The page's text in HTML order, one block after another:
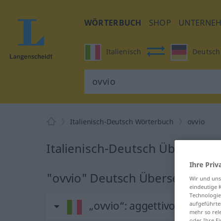
WÖRTERBUCH SHOP
Italienisch Deutsch
Italienisch-Deutsch Wörterbuch ovvio
Italienisch-Deutsch
"ovvio" Deutsch Übersetzung
„ovvio“: aggettivo
Ihre
Wir und
eindeutige
mehr so